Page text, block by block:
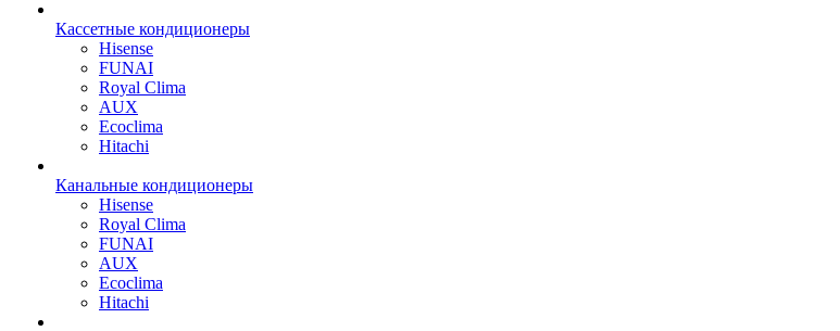
Кассетные кондиционеры
Hisense
FUNAI
Royal Clima
AUX
Ecoclima
Hitachi
Канальные кондиционеры
Hisense
Royal Clima
FUNAI
AUX
Ecoclima
Hitachi